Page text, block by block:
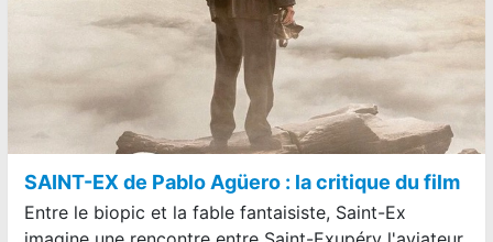
SAINT-EX de Pablo Agüero : la critique du film
Entre le biopic et la fable fantaisiste, Saint-Ex